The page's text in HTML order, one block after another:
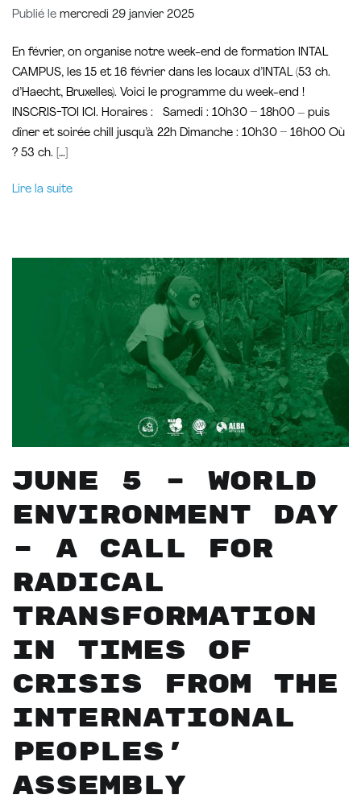
Publié le mercredi 29 janvier 2025
En février, on organise notre week-end de formation INTAL
CAMPUS, les 15 et 16 février dans les locaux d’INTAL (53 ch.
d’Haecht, Bruxelles). Voici le programme du week-end !
INSCRIS-TOI ICI. Horaires : Samedi : 10h30 – 18h00 – puis
dîner et soirée chill jusqu’à 22h Dimanche : 10h30 – 16h00 Où
? 53 ch. […]
Lire la suite
June 5 – World
Environment Day
– A Call for
Radical
Transformation
in Times of
Crisis from The
International
Peoples’
Assembly